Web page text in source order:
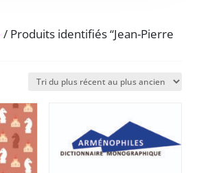
/ Produits identifiés “Jean-Pierre